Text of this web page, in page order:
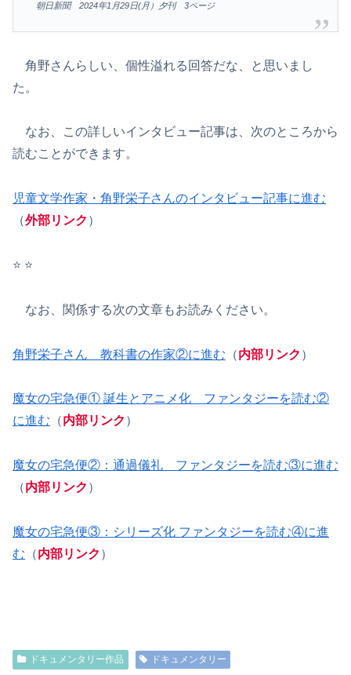
朝日新聞 2024年1月29日(月）夕刊 3ページ
角野さんらしい、個性溢れる回答だな、と思いまし
た。
なお、この詳しいインタビュー記事は、次のところから
読むことができます。
児童文学作家・角野栄子さんのインタビュー記事に進む
（外部リンク ）
⭐️ ⭐️
なお、関係する次の文章もお読みください。
角野栄子さん 教科書の作家②に進む （内部リンク ）
魔女の宅急便① 誕生とアニメ化 ファンタジーを読む②
に進む （内部リンク ）
魔女の宅急便②：通過儀礼 ファンタジーを読む③に進む
（内部リンク ）
魔女の宅急便③：シリーズ化 ファンタジーを読む④に進
む （内部リンク ）
ドキュメンタリー作品 ドキュメンタリー